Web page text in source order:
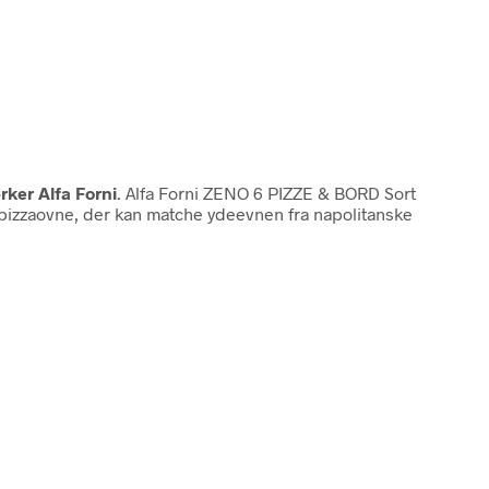
Alfa Forni . Alfa Forni ZENO 6 PIZZE & BORD Sort
der kan matche ydeevnen fra napolitanske